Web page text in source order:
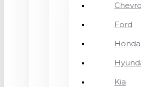
Ford
Honda
Kia